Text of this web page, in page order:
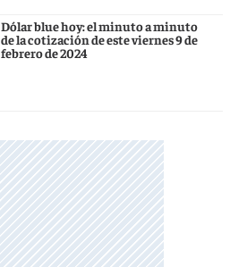
Dólar blue hoy: el minuto a minuto
de la cotización de este viernes 9 de
febrero de 2024